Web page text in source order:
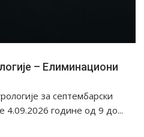
– Елиминациони
за септембарски
4.09.2026 године од 9 до...